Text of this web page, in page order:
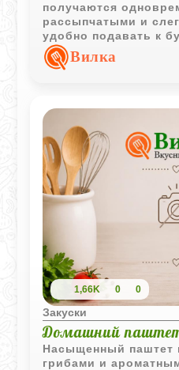
получаются
рассыпчатыми и
удобно подавать к
тарелке или просто
соленую выпечку для
Вилка
1,66K 0 0
Закуски
Домашний
Насыщенный паштет
грибами и